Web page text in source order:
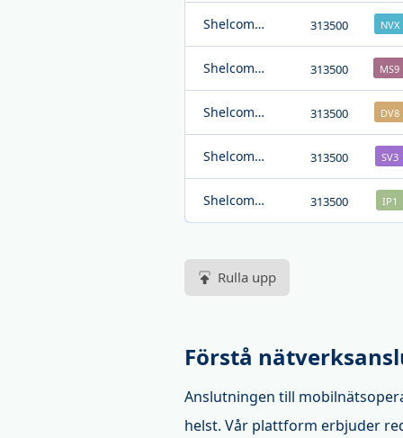
Shelcomm Inc. 313500 NVX
Shelcomm Inc. 313500 MS9
Shelcomm Inc. 313500 DV8
Shelcomm Inc. 313500 SV3
Shelcomm Inc. 313500 IP1
Rulla upp
Förstå
Anslutningen till
helst. Vår plattform erbjuder